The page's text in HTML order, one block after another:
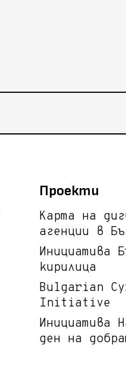
Проекти
Карта на
агенции в
Инициатива
кирилица
Bulgarian
Initiative
Инициатива
ден на